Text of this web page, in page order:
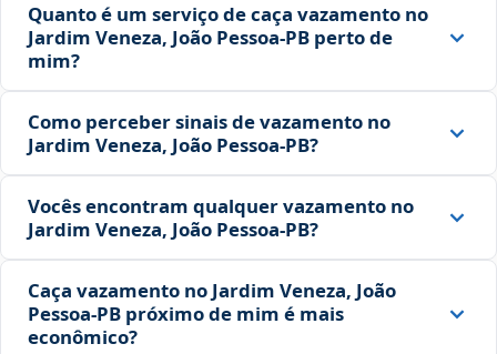
Quanto é um serviço de caça vazamento no
Jardim Veneza, João Pessoa‑PB perto de
mim?
Como perceber sinais de vazamento no
Jardim Veneza, João Pessoa‑PB?
Vocês encontram qualquer vazamento no
Jardim Veneza, João Pessoa‑PB?
Caça vazamento no Jardim Veneza, João
Pessoa‑PB próximo de mim é mais
econômico?